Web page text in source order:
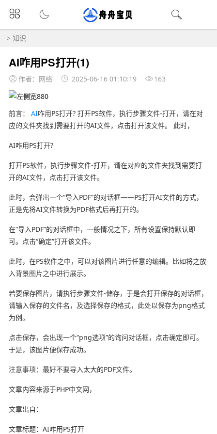
> 知识
AI咋用PS打开(1)
作者：网络 2025-06-16 01:10:19 163
前言： AI咋用PS打开? 打开PS软件，执行步骤文件-打开，请在对
应的文件夹找到需要打开的AI文件，点击打开该文件。 此时，
AI咋用PS打开?
打开PS软件，执行步骤文件-打开，请在对应的文件夹找到需要打
开的AI文件，点击打开该文件。
此时，会弹出一个“导入PDF”的对话框——PS打开AI文件的方式，
正是先将AI文件转换为PDF格式后再打开的。
在“导入PDF”的对话框中，一般情况之下，所有设置保持默认即
可。点击“确定”打开该文件。
此时，在PS软件之中，可以对该图片进行任意的编辑。比如将之放
入背景图片之中进行展示。
若要保存图片，请执行步骤文件-储存，于是会打开保存的对话框，
请输入保存的文件名，及选择保存的格式，此处以保存为png格式
为例。
点击保存，会出现一个“png选项”的询问对话框，点击确定即可。
于是，该图片便保存成功。
注意事项：最好不要导入太大的PDF文件。
文章内容来源于PHP中文网，
文章出自：
文章标题：AI咋用PS打开